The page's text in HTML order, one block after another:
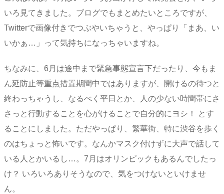
いろ見てきました。ブログでもまとめたいところですが、
Twitterで画像付きでつぶやいちゃうと、やっぱり「まあ、い
いかぁ…」って気持ちになっちゃいますね。
ちなみに、6月は途中まで緊急事態宣言下だったり、今もま
ん延防止等重点措置期間中ではありますが、開けるの待つと
終わっちゃうし、なるべく平日とか、人の少ない時間帯にさ
さっと行動することを心がけることで自分的にヨシ！ とす
ることにしました。ただやっぱり、繁華街、特に渋谷を歩く
のはちょっと怖いです。なんかマスク付けずに大声で話して
いる人とかいるし…。7月はオリンピックもあるんでしたっ
け？ いろいろありそうなので、気をつけないといけませ
ん。